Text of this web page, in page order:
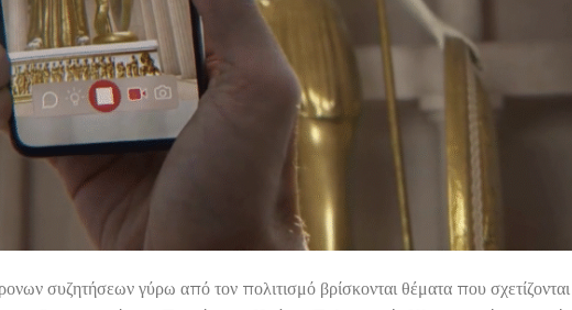
συζητήσεων γύρω από τον πολιτισμό βρίσκονται θέματα που